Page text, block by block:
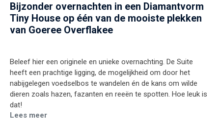
Bijzonder overnachten in een Diamantvorm
Tiny House op één van de mooiste plekken
van Goeree Overflakee
Beleef hier een originele en unieke overnachting. De Suite
heeft een prachtige ligging, de mogelijkheid om door het
nabijgelegen voedselbos te wandelen én de kans om wilde
dieren zoals hazen, fazanten en reeën te spotten. Hoe leuk is
Lees meer